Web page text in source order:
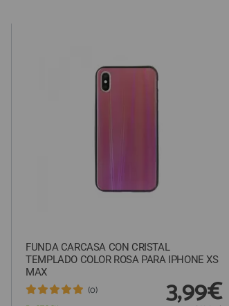
compra, según la Ley Ministerial de Comercio
FUNDA CARCASA CON CRISTAL
TEMPLADO COLOR ROSA PARA IPHONE XS
MAX
(0) 3,99€